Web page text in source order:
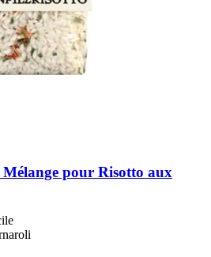
Mélange pour Risotto aux